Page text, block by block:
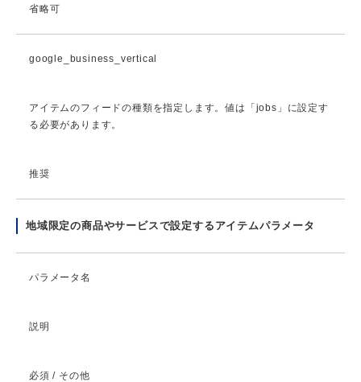
省略可
google_business_vertical
アイテムのフィードの種類を指定します。値は「jobs」に設定す
る必要があります。
推奨
地域限定の商品やサービスで設定するアイテムパラメータ
パラメータ名
説明
必須 / その他